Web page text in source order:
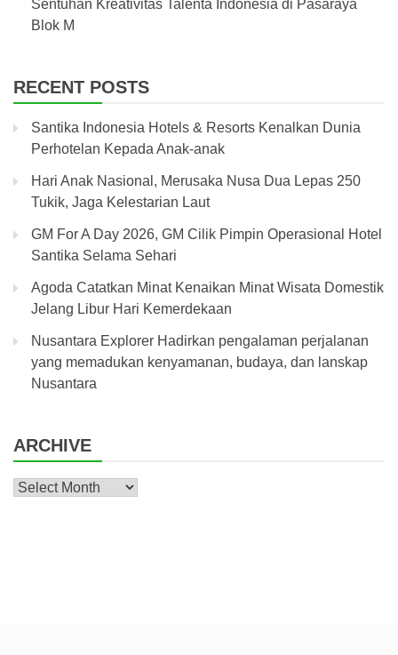
Sentuhan Kreativitas Talenta Indonesia di Pasaraya
Blok M
RECENT POSTS
Santika Indonesia Hotels & Resorts Kenalkan Dunia
Perhotelan Kepada Anak-anak
Hari Anak Nasional, Merusaka Nusa Dua Lepas 250
Tukik, Jaga Kelestarian Laut
GM For A Day 2026, GM Cilik Pimpin Operasional Hotel
Santika Selama Sehari
Agoda Catatkan Minat Kenaikan Minat Wisata Domestik
Jelang Libur Hari Kemerdekaan
Nusantara Explorer Hadirkan pengalaman perjalanan
yang memadukan kenyamanan, budaya, dan lanskap
Nusantara
ARCHIVE
Archive